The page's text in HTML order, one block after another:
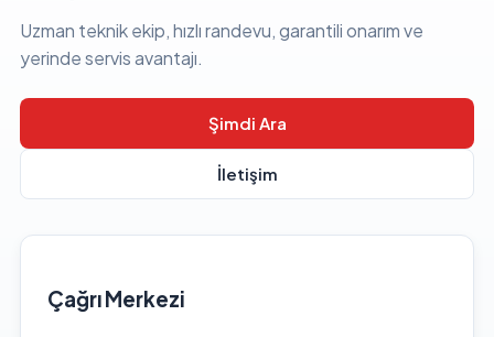
Uzman teknik ekip, hızlı randevu, garantili onarım ve
yerinde servis avantajı.
Şimdi Ara
İletişim
Çağrı Merkezi